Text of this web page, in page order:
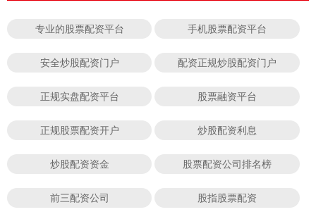
专业的股票配资平台 手机股票配资平台
安全炒股配资门户 配资正规炒股配资门户
正规实盘配资平台 股票融资平台
正规股票配资开户 炒股配资利息
炒股配资资金 股票配资公司排名榜
前三配资公司 股指股票配资